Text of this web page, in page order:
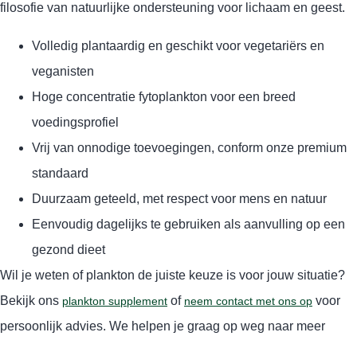
filosofie van natuurlijke ondersteuning voor lichaam en geest.
Volledig plantaardig en geschikt voor vegetariërs en
veganisten
Hoge concentratie fytoplankton voor een breed
voedingsprofiel
Vrij van onnodige toevoegingen, conform onze premium
standaard
Duurzaam geteeld, met respect voor mens en natuur
Eenvoudig dagelijks te gebruiken als aanvulling op een
gezond dieet
Wil je weten of plankton de juiste keuze is voor jouw situatie?
Bekijk ons plankton supplement of neem contact met ons op voor
persoonlijk advies. We helpen je graag op weg naar meer